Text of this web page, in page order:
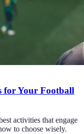
for Your Football
activities that engage
to choose wisely.